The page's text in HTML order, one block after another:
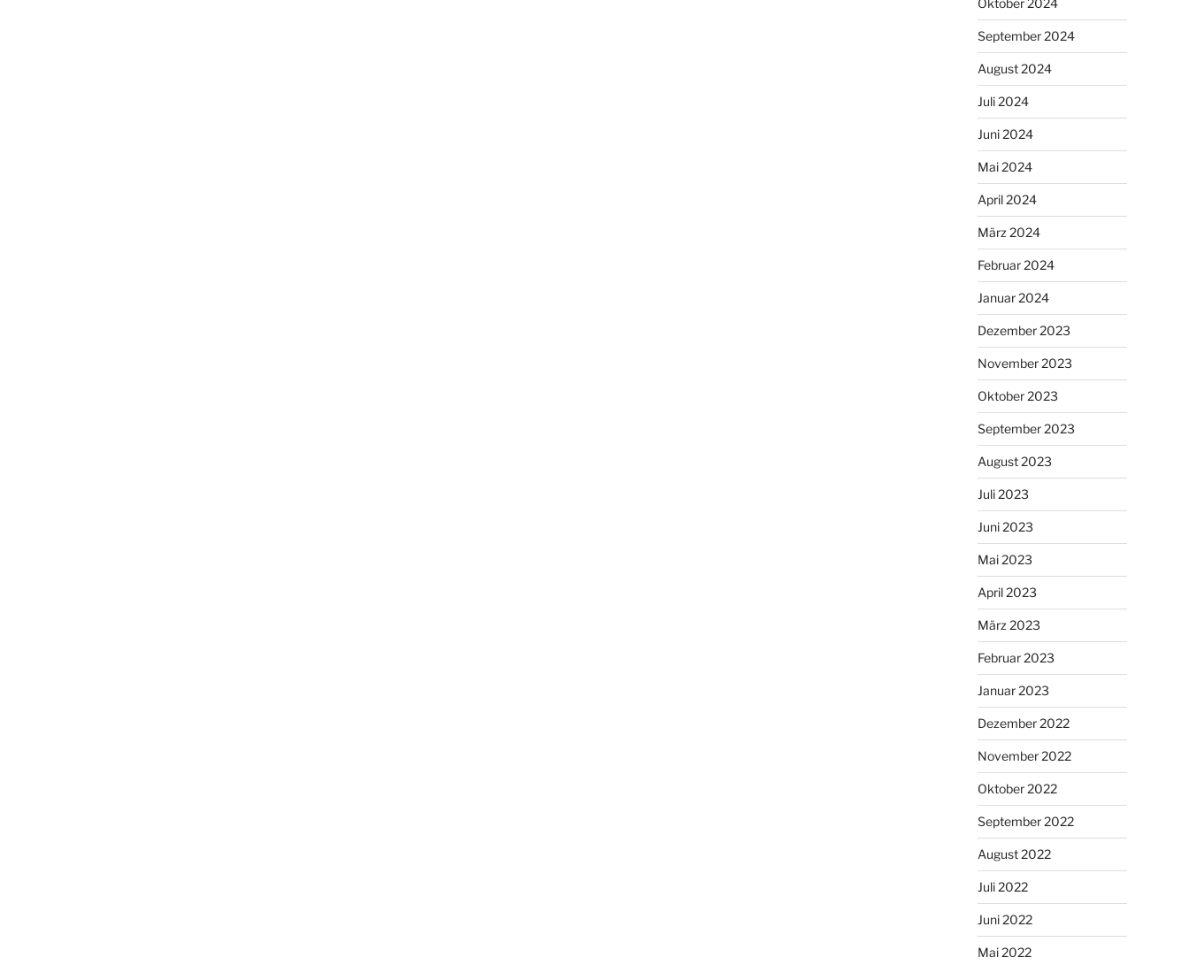
Oktober 2024
September 2024
August 2024
Juli 2024
Juni 2024
Mai 2024
April 2024
März 2024
Februar 2024
Januar 2024
Dezember 2023
November 2023
Oktober 2023
September 2023
August 2023
Juli 2023
Juni 2023
Mai 2023
April 2023
März 2023
Februar 2023
Januar 2023
Dezember 2022
November 2022
Oktober 2022
September 2022
August 2022
Juli 2022
Juni 2022
Mai 2022